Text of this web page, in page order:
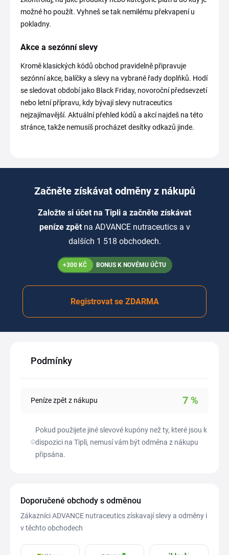
možné ho použít. Vyhneš se tak nemilému překvapení u
pokladny.
Akce a sezónní slevy
Kromě klasických kódů obchod pravidelně připravuje
sezónní akce, balíčky a slevy na vybrané řady doplňků. Hodí
se sledovat období jako Black Friday, novoroční předsevzetí
nebo letní přípravu, kdy bývají slevy nutraceutics
nejzajímavější. Aktuální přehled kódů a akcí najdeš na této
stránce, takže nemusíš procházet desítky odkazů jinde.
Začněte získávat odměny z nákupů
Založte si účet na Tipli a začněte získávat
peníze zpět na ADVANCE nutraceutics a v
dalších 1 518 obchodech.
+300 KČ BONUS K NOVÉMU ÚČTU
Registrovat se ZDARMA
Podmínky
Peníze zpět z nákupu 7 %
Pokud použijete jiné slevové kupóny než ty, které jsou k
dispozici na Tipli, nemusí vám být odměna z nákupu
připsána.
Doporučené obchody s odměnou
Zákazníci ADVANCE nutraceutics získavají slevy a odměny i
v těchto obchodech